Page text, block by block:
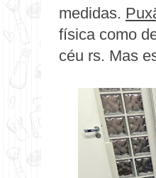
medidas.
física como
céu rs. Mas